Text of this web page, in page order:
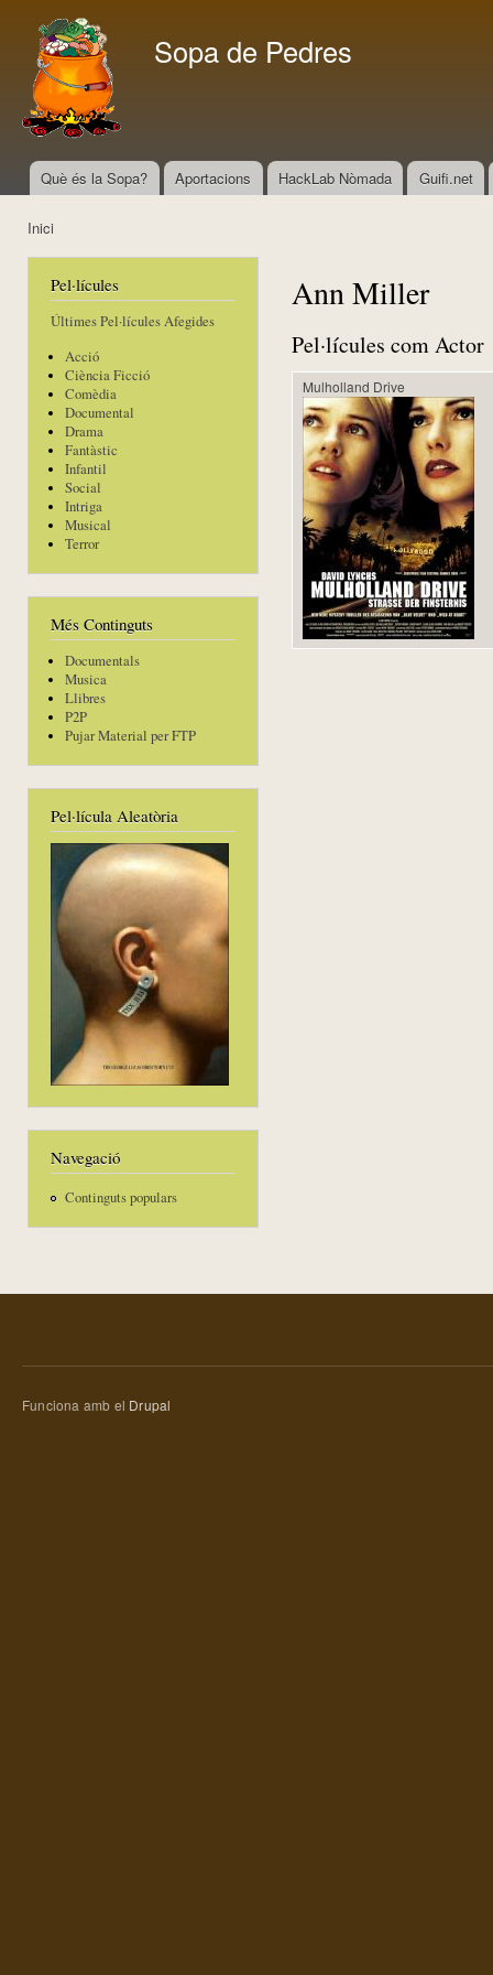
Sopa de Pedres
Menú principal
Què és la Sopa? Aportacions HackLab Nòmada Guifi.net
Inici
Pel·lícules
Últimes Pel·lícules Afegides
Acció
Ciència Ficció
Comèdia
Documental
Drama
Fantàstic
Infantil
Social
Intriga
Musical
Terror
Més Continguts
Documentals
Musica
Llibres
P2P
Pujar Material per FTP
Pel·lícula Aleatòria
Navegació
Continguts populars
Ann Miller
Pel·lícules com Actor
Mulholland Drive
Funciona amb el Drupal